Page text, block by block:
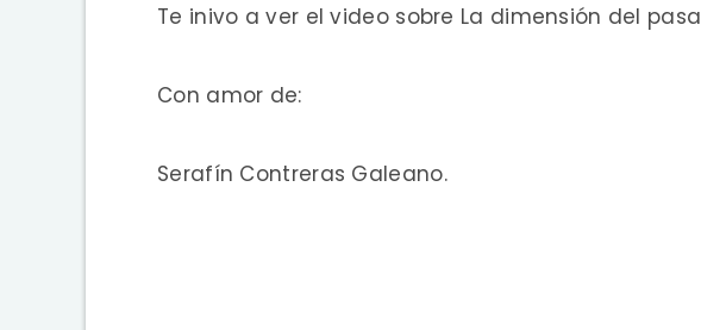
Te inivo a ver el video sobre La dimensión del
Con amor de:
Serafín Contreras Galeano.